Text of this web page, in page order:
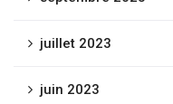
juillet 2023
juin 2023